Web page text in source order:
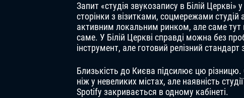
Запит «студія звукозапису в Білій
сторінки з візитками, соцмережами
активним локальним ринком, але саме тут
саме. У Білій Церкві справді можна без
інструмент, але готовий релізний
Близькість до Києва підсилює цю
ніж у невеликих містах, але наявність
Spotify закривається в одному кабінеті.